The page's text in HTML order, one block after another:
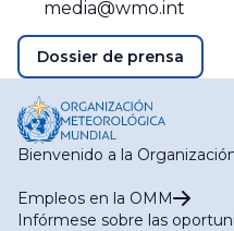
media@wmo.int
Dossier de prensa
Bienvenido a la
Empleos en la OMM
Infórmese sobre las